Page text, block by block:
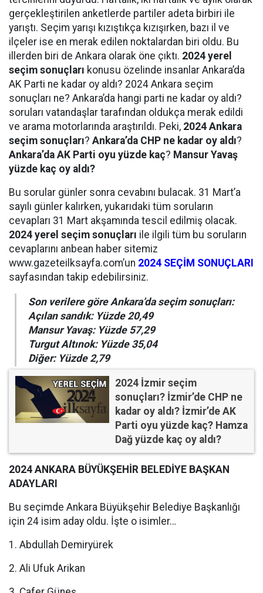
gerçekleştirilen anketlerde partiler adeta birbiri ile
yarıştı. Seçim yarışı kızıştıkça kızışırken, bazı il ve
ilçeler ise en merak edilen noktalardan biri oldu. Bu
illerden biri de Ankara olarak öne çıktı. 2024 yerel
seçim sonuçları konusu özelinde insanlar Ankara’da
AK Parti ne kadar oy aldı? 2024 Ankara seçim
sonuçları ne? Ankara’da hangi parti ne kadar oy aldı?
soruları vatandaşlar tarafından oldukça merak edildi
ve arama motorlarında araştırıldı. Peki, 2024 Ankara
seçim sonuçları? Ankara’da CHP ne kadar oy aldı?
Ankara’da AK Parti oyu yüzde kaç? Mansur Yavaş
yüzde kaç oy aldı?
Bu sorular günler sonra cevabını bulacak. 31 Mart’a
sayılı günler kalırken, yukarıdaki tüm soruların
cevapları 31 Mart akşamında tescil edilmiş olacak.
2024 yerel seçim sonuçları ile ilgili tüm bu soruların
cevaplarını anbean haber sitemiz
www.gazeteilksayfa.com’un 2024 SEÇİM SONUÇLARI
sayfasından takip edebilirsiniz.
Son verilere göre Ankara’da seçim sonuçları:
Açılan sandık: Yüzde 20,49
Mansur Yavaş: Yüzde 57,29
Turgut Altınok: Yüzde 35,04
Diğer: Yüzde 2,79
2024 İzmir seçim
sonuçları? İzmir’de CHP ne
kadar oy aldı? İzmir’de AK
Parti oyu yüzde kaç? Hamza
Dağ yüzde kaç oy aldı?
2024 ANKARA BÜYÜKŞEHİR BELEDİYE BAŞKAN
ADAYLARI
Bu seçimde Ankara Büyükşehir Belediye Başkanlığı
için 24 isim aday oldu. İşte o isimler…
1. Abdullah Demiryürek
2. Ali Ufuk Arikan